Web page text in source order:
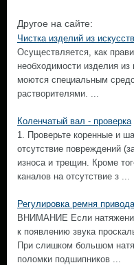
Другое на сайте:
Чистка изделий из
Осуществляется, как
необходимости изделия
моются специальным
растворителями. ...
Коленчатый вал - проверка
1. Проверьте коренные и
отсутствие повреждений
износа и трещин. Кроме
каналов на отсутствие з ...
Регулировка ремня
ВНИМАНИЕ Если
к появлению звука
При слишком большом
поломки подшипников ...